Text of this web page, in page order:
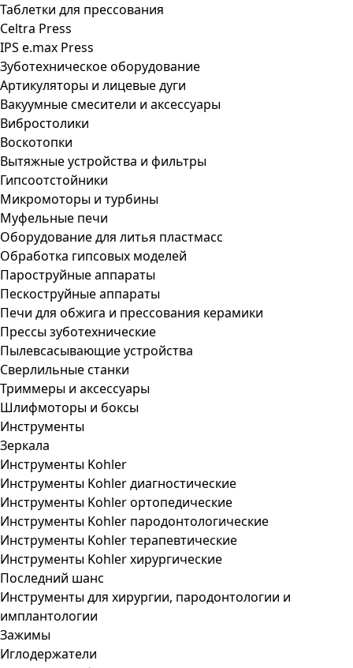
Таблетки для прессования
Celtra Press
IPS e.max Press
Зуботехническое оборудование
Артикуляторы и лицевые дуги
Вакуумные смесители и аксессуары
Вибростолики
Воскотопки
Вытяжные устройства и фильтры
Гипсоотстойники
Микромоторы и турбины
Муфельные печи
Оборудование для литья пластмасс
Обработка гипсовых моделей
Пароструйные аппараты
Пескоструйные аппараты
Печи для обжига и прессования керамики
Прессы зуботехнические
Пылевсасывающие устройства
Сверлильные станки
Триммеры и аксессуары
Шлифмоторы и боксы
Инструменты
Зеркала
Инструменты Kohler
Инструменты Kohler диагностические
Инструменты Kohler ортопедические
Инструменты Kohler пародонтологические
Инструменты Kohler терапевтические
Инструменты Kohler хирургические
Последний шанс
Инструменты для хирургии, пародонтологии и
имплантологии
Зажимы
Иглодержатели